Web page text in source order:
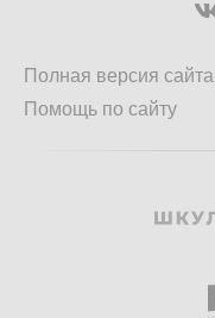
Полная версия сайта
Помощь по сайту